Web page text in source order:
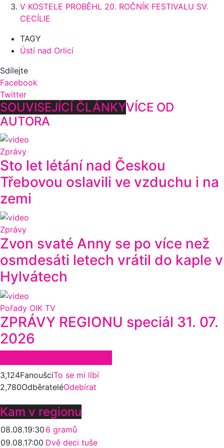
V KOSTELE PROBĚHL 20. ROČNÍK FESTIVALU SV.
CECÍLIE
TAGY
Ústí nad Orlicí
Sdílejte
Facebook
Twitter
SOUVISEJÍCÍ ČLÁNKYVÍCE OD
AUTORA
Zprávy
Sto let létání nad Českou
Třebovou oslavili ve vzduchu i na
zemi
Zprávy
Zvon svaté Anny se po více než
osmdesáti letech vrátil do kaple v
Hylvátech
Pořady OIK TV
ZPRÁVY REGIONU speciál 31. 07.
2026
3,124FanoušciTo se mi líbí
2,780OdběrateléOdebírat
Kam v regionu
08.08.19:30 6 gramů
09.08.17:00 Dvě deci tuše